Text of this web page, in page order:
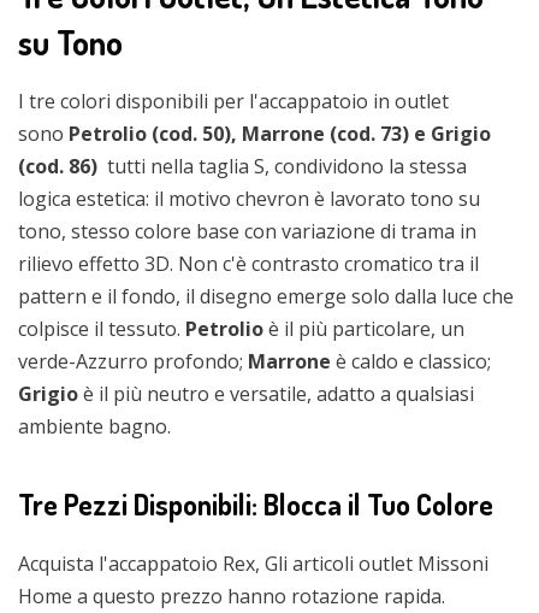
su Tono
I tre colori disponibili per l'accappatoio in outlet
sono Petrolio (cod. 50), Marrone (cod. 73) e Grigio
(cod. 86) tutti nella taglia S, condividono la stessa
logica estetica: il motivo chevron è lavorato tono su
tono, stesso colore base con variazione di trama in
rilievo effetto 3D. Non c'è contrasto cromatico tra il
pattern e il fondo, il disegno emerge solo dalla luce che
colpisce il tessuto. Petrolioè il più particolare, un
verde-Azzurro profondo; Marrone è caldo e classico;
Grigioè il più neutro e versatile, adatto a qualsiasi
ambiente bagno.
Tre Pezzi Disponibili: Blocca il Tuo Colore
Acquista l'accappatoio Rex, Gli articoli outlet Missoni
Home a questo prezzo hanno rotazione rapida.